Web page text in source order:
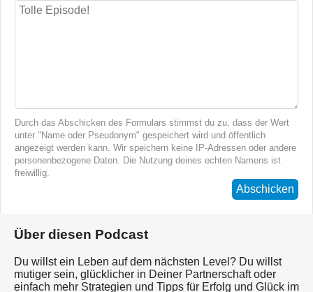
Durch das Abschicken des Formulars stimmst du zu, dass der Wert
unter "Name oder Pseudonym" gespeichert wird und öffentlich
angezeigt werden kann. Wir speichern keine IP-Adressen oder andere
personenbezogene Daten. Die Nutzung deines echten Namens ist
freiwillig.
Abschicken
Über diesen Podcast
Du willst ein Leben auf dem nächsten Level? Du willst
mutiger sein, glücklicher in Deiner Partnerschaft oder
einfach mehr Strategien und Tipps für Erfolg und Glück im